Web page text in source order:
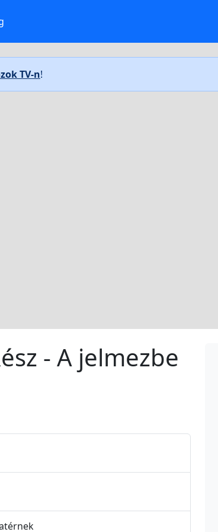
TV-n!
- A jelmezbe